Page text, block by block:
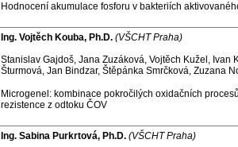
Hodnocení akumulace fosforu v bakteriích
Ing. Vojtěch Kouba, Ph.D. (VŠCHT Praha)
Stanislav Gajdoš, Jana Zuzáková, Vojtěch Kužel,
Šturmová, Jan Bindzar, Štěpánka Smrčková, Zuzana
Microgenel: kombinace pokročilých oxidačních
rezistence z odtoku ČOV
Ing. Sabina Purkrtová, Ph.D. (VŠCHT Praha)